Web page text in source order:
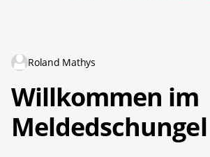
Roland Mathys
Willkommen im
Meldedschungel